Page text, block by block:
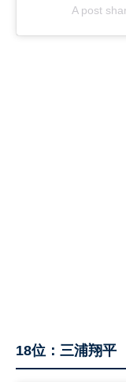
A post
18位：三浦翔平